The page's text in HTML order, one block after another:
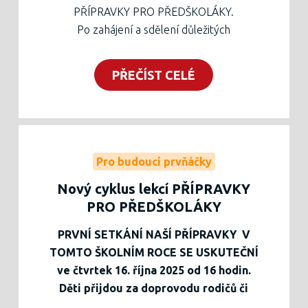
více
zde
Těšíme se na Vás!
PŘÍPRAVKY PRO PŘEDŠKOLÁKY.
Po zahájení a sdělení důležitých
učitelkou věnovaly procvičování zrakové
paměti a rovným čarám jako prvnímu
byly motivovány veverkou a podzimním
Pracovní list je ke stažení níže, také je
možné si ho vyzvednout v zelené krabici v
zádveří školy.
Těšíme se na druhou lekci!
PŘEČÍST CELÉ
Pro budoucí prvňáčky
Nový cyklus lekcí PŘÍPRAVKY
PRO PŘEDŠKOLÁKY
PRVNÍ SETKÁNÍ NAŠÍ PŘÍPRAVKY V
TOMTO ŠKOLNÍM ROCE SE USKUTEČNÍ
ve čtvrtek 16. října 2025 od 16 hodin.
Děti přijdou za doprovodu rodičů či